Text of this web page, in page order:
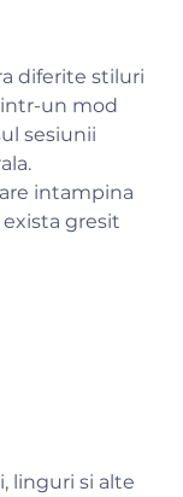
diferite stiluri
intr-un mod
sesiunii
intampina
gresit
linguri si alte